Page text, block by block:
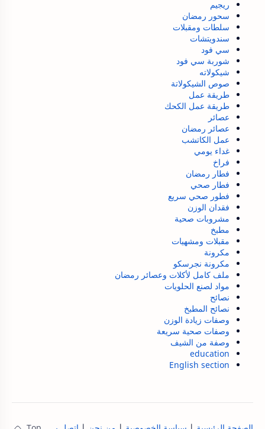
ريجيم
سحور رمضان
سلطات ومقبلات
سندويتشات
سي فود
شوربة سي فود
شيكولاته
صوص الشيكولاتة
طريقة عمل
طريقة عمل الكحك
عصائر
عصائر رمضان
عمل الكاتشب
غداء يومي
فراخ
فطار رمضان
فطار صحي
فطور صحي سريع
فقدان الوزن
مشروبات صحية
مطبخ
مقبلات ومشهيات
مكرونة
مكرونة نجرسكو
ملف كامل لأكلات وعصائر رمضان
مواد لصنع الحلويات
نصائح
نصائح المطبخ
وصفات زيادة الوزن
وصفات صحية سريعة
وصفة من الشيف
education
English section